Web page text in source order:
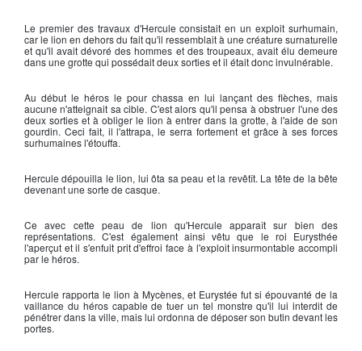
Le premier des travaux d'Hercule consistait en un exploit surhumain,
car le lion en dehors du fait qu'il ressemblait à une créature surnaturelle
et qu'il avait dévoré des hommes et des troupeaux, avait élu demeure
dans une grotte qui possédait deux sorties et il était donc invulnérable.
Au début le héros le pour chassa en lui lançant des flèches, mais
aucune n'atteignait sa cible. C'est alors qu'il pensa à obstruer l'une des
deux sorties et à obliger le lion à entrer dans la grotte, à l'aide de son
gourdin. Ceci fait, il l'attrapa, le serra fortement et grâce à ses forces
surhumaines l'étouffa.
Hercule dépouilla le lion, lui ôta sa peau et la revêtît. La tête de la bête
devenant une sorte de casque.
Ce avec cette peau de lion qu'Hercule apparaît sur bien des
représentations. C'est également ainsi vêtu que le roi Eurysthée
l'aperçut et il s'enfuit prit d'effroi face à l'exploit insurmontable accompli
par le héros.
Hercule rapporta le lion à Mycènes, et Eurystée fut si épouvanté de la
vaillance du héros capable de tuer un tel monstre qu'il lui interdit de
pénétrer dans la ville, mais lui ordonna de déposer son butin devant les
portes.